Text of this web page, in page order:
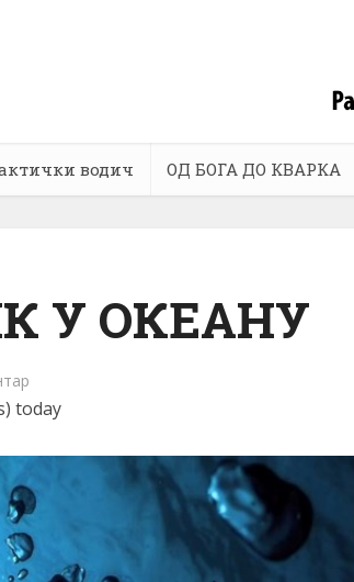
водич ОД БОГА ДО КВАРКА
У ОКЕАНУ
today